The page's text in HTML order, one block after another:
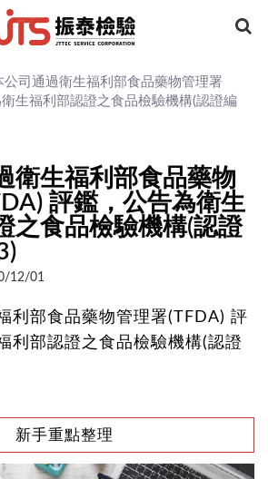
公司通過衛生福利部食品藥物管理署
生福利部認證之食品檢驗機構(認證編
衛生福利部食品藥物
評鑑，公告為衛生
之食品檢驗機構(認證
12/01
利部食品藥物管理署(TFDA) 評
利部認證之食品檢驗機構(認證
新手重點整理